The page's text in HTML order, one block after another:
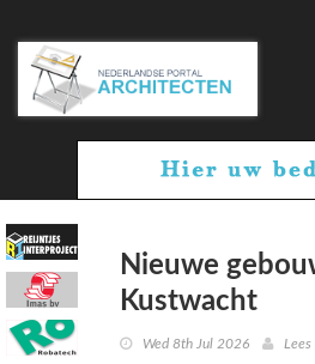
Nieuwe
Kustwacht
Wed 8th Jul 2026 Lees